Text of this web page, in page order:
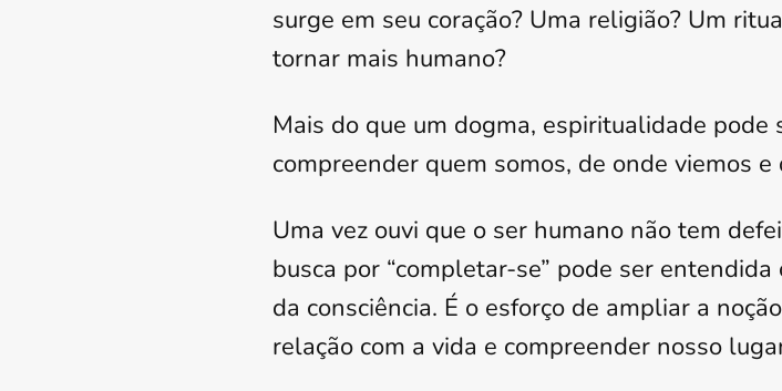
surge em seu coração? Uma religião? Um
tornar mais humano?
Mais do que um dogma, espiritualidade pode
compreender quem somos, de onde viemos
Uma vez ouvi que o ser humano não tem
busca por “completar-se” pode ser
da consciência. É o esforço de ampliar a
relação com a vida e compreender nosso